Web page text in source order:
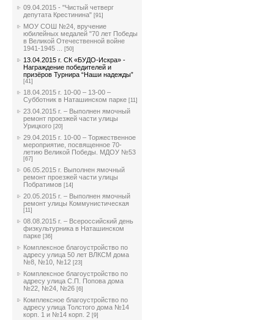
09.04.2015 - "Чистый четверг
депутата Крестинина" [91]
МОУ СОШ №24, вручение
юбилейных медалей "70 лет Победы
в Великой Отечественной войне
1941-1945 ...
[50]
13.04.2015 г. СК «БУДО-Искра» -
Награждение победителей и
призёров Турнира “Наши надежды”
[41]
18.04.2015 г. 10-00 – 13-00 –
Субботник в Наташинском парке [11]
23.04.2015 г. – Выполнен ямочный
ремонт проезжей части улицы
Урицкого [20]
29.04.2015 г. 10-00 – Торжественное
мероприятие, посвященное 70-
летию Великой Победы. МДОУ №53
[67]
06.05.2015 г. Выполнен ямочный
ремонт проезжей части улицы
Побратимов [14]
20.05.2015 г. – Выполнен ямочный
ремонт улицы Коммунистическая
[11]
08.08.2015 г. – Всероссийский день
физкультурника в Наташинском
парке [36]
Комплексное благоустройство по
адресу улица 50 лет ВЛКСМ дома
№8, №10, №12 [23]
Комплексное благоустройство по
адресу улица С.П. Попова дома
№22, №24, №26 [6]
Комплексное благоустройство по
адресу улица Толстого дома №14
корп. 1 и №14 корп. 2 [9]